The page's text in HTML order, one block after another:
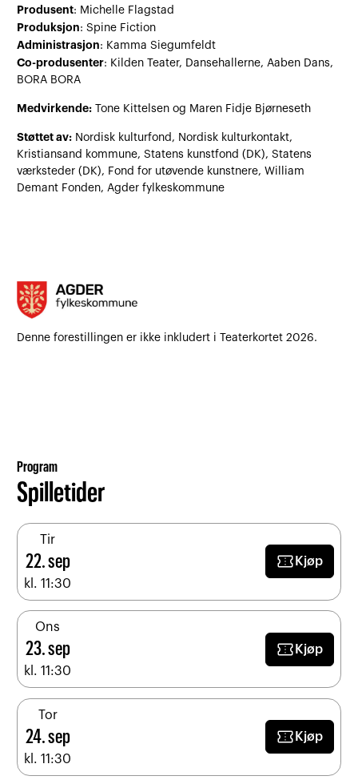
Produsent: Michelle Flagstad
Produksjon: Spine Fiction
Administrasjon: Kamma Siegumfeldt
Co-produsenter: Kilden Teater, Dansehallerne, Aaben Dans,
BORA BORA
Medvirkende: Tone Kittelsen og Maren Fidje Bjørneseth
Støttet av: Nordisk kulturfond, Nordisk kulturkontakt,
Kristiansand kommune, Statens kunstfond (DK), Statens
værksteder (DK), Fond for utøvende kunstnere, William
Demant Fonden, Agder fylkeskommune
Denne forestillingen er ikke inkludert i Teaterkortet 2026.
Program
Spilletider
Tir
22. sep
kl. 11:30
confirmation_number Kjøp
Ons
23. sep
kl. 11:30
confirmation_number Kjøp
Tor
24. sep
kl. 11:30
confirmation_number Kjøp